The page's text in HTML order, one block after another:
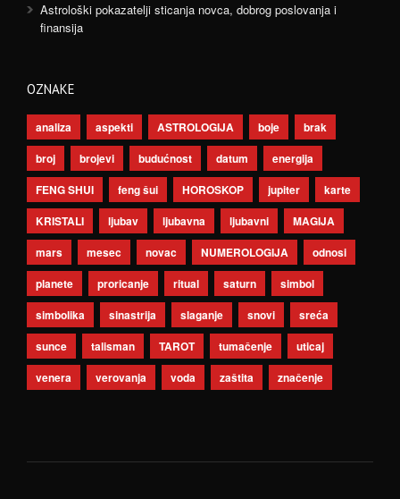
Astrološki pokazatelji sticanja novca, dobrog poslovanja i
finansija
OZNAKE
analiza aspekti ASTROLOGIJA boje
brak
broj
brojevi budućnost datum
energija
FENG SHUI
feng šui HOROSKOP jupiter
karte
KRISTALI
ljubav ljubavna ljubavni
MAGIJA
mars
mesec novac NUMEROLOGIJA
odnosi
planete
proricanje ritual saturn
simbol
simbolika
sinastrija slaganje snovi
sreća
sunce
talisman TAROT tumačenje
uticaj
venera
verovanja voda zaštita značenje